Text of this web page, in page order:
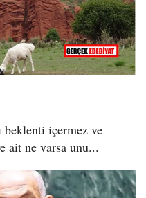
beklenti içermez ve
ait ne varsa unu...